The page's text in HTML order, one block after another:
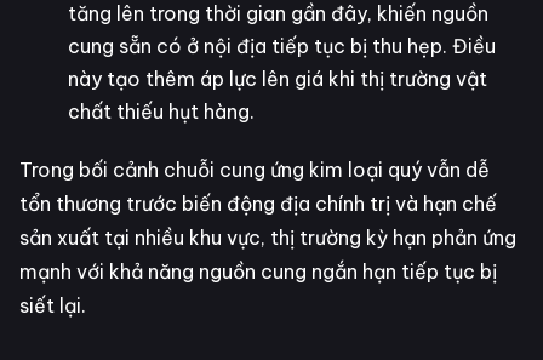
tăng lên trong thời gian gần đây, khiến nguồn
cung sẵn có ở nội địa tiếp tục bị thu hẹp. Điều
này tạo thêm áp lực lên giá khi thị trường vật
chất thiếu hụt hàng.
Trong bối cảnh chuỗi cung ứng kim loại quý vẫn dễ
tổn thương trước biến động địa chính trị và hạn chế
sản xuất tại nhiều khu vực, thị trường kỳ hạn phản ứng
mạnh với khả năng nguồn cung ngắn hạn tiếp tục bị
siết lại.